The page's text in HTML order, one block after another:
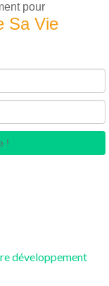
pour
Sa Vie
!
développement